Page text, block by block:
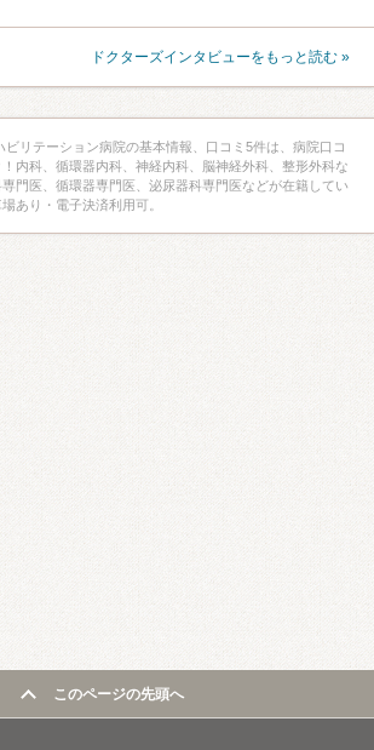
ドクターズインタビューをもっと読む »
ビリテーション病院の基本情報、口コミ5件は、病院口コ
内科、循環器内科、神経内科、脳神経外科、整形外科な
門医、循環器専門医、泌尿器科専門医などが在籍してい
あり・電子決済利用可。
このページの先頭へ